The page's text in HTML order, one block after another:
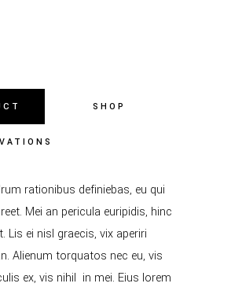
SHOP
rationibus definiebas, eu qui
Mei an pericula euripidis, hinc
Lis ei nisl graecis, vix aperiri
Alienum torquatos nec eu, vis
ex, vis nihil in mei. Eius lorem